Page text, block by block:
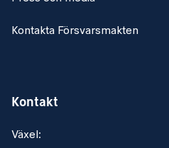
Kontakta Försvarsmakten
Kontakt
Växel: